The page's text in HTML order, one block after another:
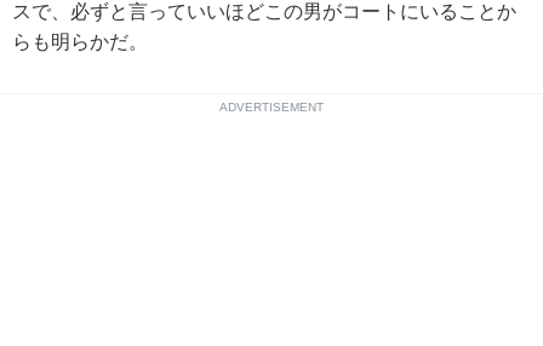
スで、必ずと言っていいほどこの男がコートにいることか
らも明らかだ。
ADVERTISEMENT